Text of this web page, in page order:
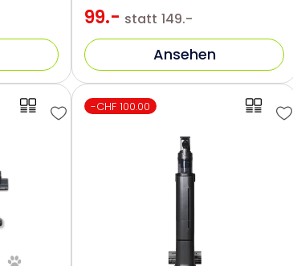
99.- statt 149.-
Ansehen
-CHF 100.00